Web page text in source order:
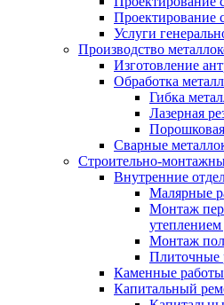
Проектирование
Услуги
Производство
Изготовление
Обработка
Гибка
Лазерная
Сварные
Строительно-
Внутренние
Малярные
Монтаж
Монтаж
Плиточные
Каменные работы
Капитальный